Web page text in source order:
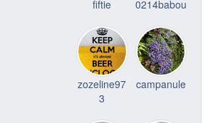
fiftie 0214babou
zozeline97
3
campanule